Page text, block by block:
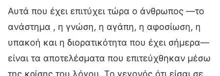
Αυτά που έχει επιτύχει τώρα ο άνθρωπος —το
ανάστημα , η γνώση, η αγάπη, η αφοσίωση, η
υπακοή και η διορατικότητα που έχει σήμερα—
είναι τα αποτελέσματα που επιτεύχθηκαν μέσω
της κρίσης του λόγου. Το γεγονός ότι είσαι σε